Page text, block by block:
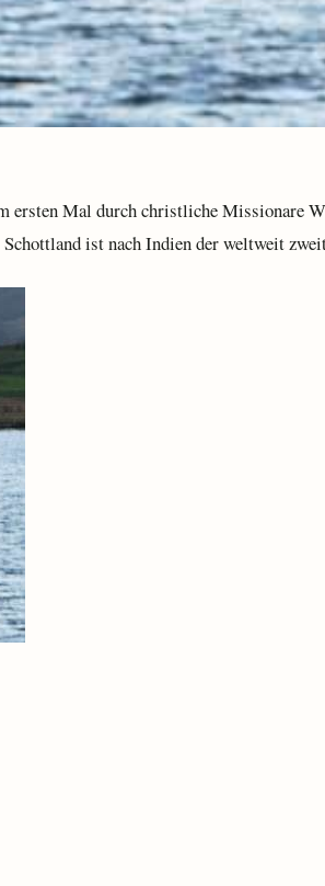
ersten Mal durch christliche Missionare
ist nach Indien der weltweit